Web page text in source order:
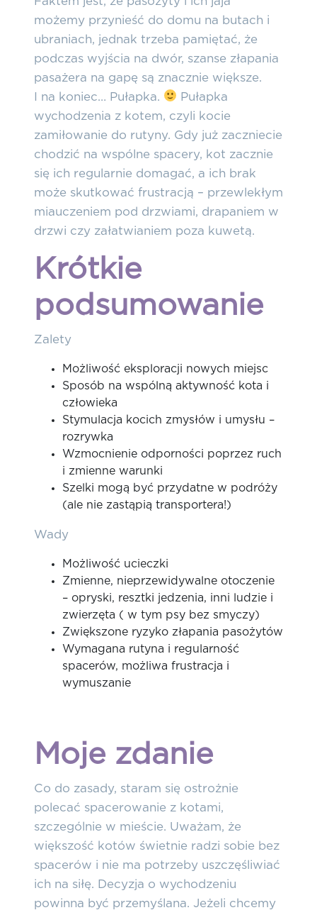
możemy przynieść do domu na butach i
ubraniach, jednak trzeba pamiętać, że
podczas wyjścia na dwór, szanse złapania
pasażera na gapę są znacznie większe.
I na koniec… Pułapka.
Pułapka
wychodzenia z kotem, czyli kocie
zamiłowanie do rutyny. Gdy już zaczniecie
chodzić na wspólne spacery, kot zacznie
się ich regularnie domagać, a ich brak
może skutkować frustracją – przewlekłym
miauczeniem pod drzwiami, drapaniem w
drzwi czy załatwianiem poza kuwetą.
Krótkie
podsumowanie
Zalety
Możliwość eksploracji nowych miejsc
Sposób na wspólną aktywność kota i
człowieka
Stymulacja kocich zmysłów i umysłu –
rozrywka
Wzmocnienie odporności poprzez ruch
i zmienne warunki
Szelki mogą być przydatne w podróży
(ale nie zastąpią transportera!)
Wady
Możliwość ucieczki
Zmienne, nieprzewidywalne otoczenie
– opryski, resztki jedzenia, inni ludzie i
zwierzęta ( w tym psy bez smyczy)
Zwiększone ryzyko złapania pasożytów
Wymagana rutyna i regularność
spacerów, możliwa frustracja i
wymuszanie
Moje zdanie
Co do zasady, staram się ostrożnie
polecać spacerowanie z kotami,
szczególnie w mieście. Uważam, że
większość kotów świetnie radzi sobie bez
spacerów i nie ma potrzeby uszczęśliwiać
ich na siłę. Decyzja o wychodzeniu
powinna być przemyślana. Jeżeli chcemy